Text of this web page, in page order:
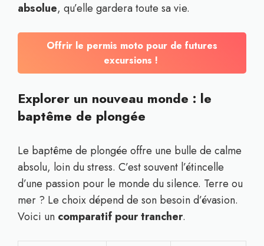
absolue, qu’elle gardera toute sa vie.
Offrir le permis moto pour de futures
excursions !
Explorer un nouveau monde : le
baptême de plongée
Le baptême de plongée offre une bulle de calme
absolu, loin du stress. C’est souvent l’étincelle
d’une passion pour le monde du silence. Terre ou
mer ? Le choix dépend de son besoin d’évasion.
Voici un comparatif pour trancher.